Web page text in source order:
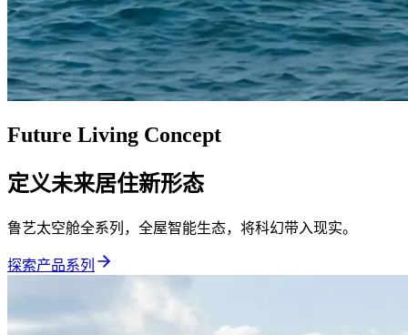
Future Living Concept
定义未来居住新形态
鲁艺太空舱全系列，全屋智能生态，将科幻带入现实。
探索产品系列